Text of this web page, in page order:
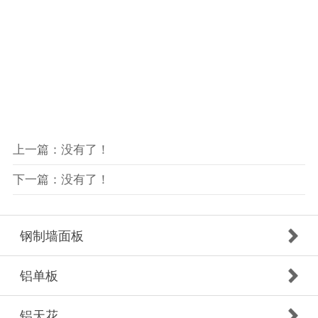
上一篇：没有了！
下一篇：没有了！
钢制墙面板
铝单板